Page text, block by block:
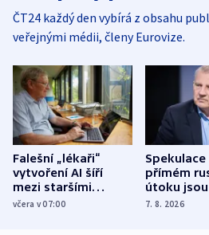
ČT24 každý den vybírá z obsahu
veřejnými médii, členy Eurovize.
Falešní „lékaři“
vytvoření AI šíří
mezi staršími
Poláky nebezpečné
včera v 07:00
Spekulace
přímém
útoku
míní
7. 8. 2026